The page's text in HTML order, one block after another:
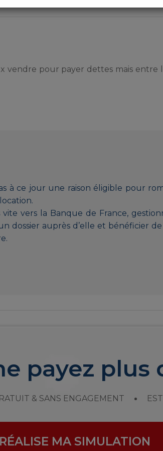
vendre pour payer dettes mais entre
à ce jour une raison éligible pour
vers la Banque de France,
dossier auprès d’elle et bénéficier de
payez plus
& SANS ENGAGEMENT
MA SIMULATION